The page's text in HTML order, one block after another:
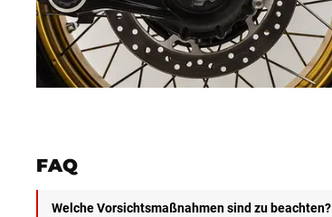
FAQ
Welche Vorsichtsmaßnahmen sind zu beachten?